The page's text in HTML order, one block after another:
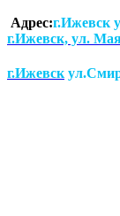
Адрес:г.Ижевск
г.Ижевск, ул.
г.Ижевск